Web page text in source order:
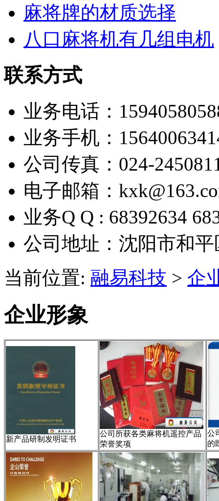
麻将牌的材质选择
八口麻将机有几组电机
联系方式
业务电话：
业务手机：
公司传真：024-
电子邮箱：
业务Q Q : 68392634
公司地址：沈阳市和
当前位置: 融易科技 > 企
企业形象
新产品研制发明证书
公司所获各类麻将机遥控产品
荣誉奖项
公
的